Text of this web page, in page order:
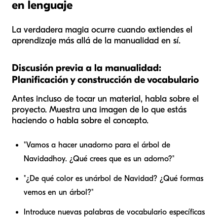
en lenguaje
La verdadera magia ocurre cuando extiendes el
aprendizaje más allá de la manualidad en sí.
Discusión previa a la manualidad:
Planificación y construcción de vocabulario
Antes incluso de tocar un material, habla sobre el
proyecto. Muestra una imagen de lo que estás
haciendo o habla sobre el concepto.
"Vamos a hacer unadorno para el árbol de
Navidad hoy. ¿Qué crees que es un adorno?"
"¿De qué color es unárbol de Navidad? ¿Qué formas
vemos en un árbol?"
Introduce nuevas palabras de vocabulario específicas